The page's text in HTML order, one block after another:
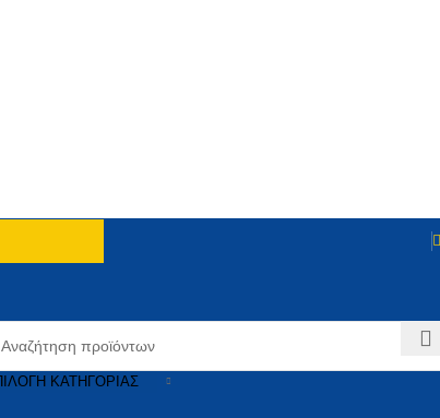
ΚΑΤΗΓΟΡΊΑΣ